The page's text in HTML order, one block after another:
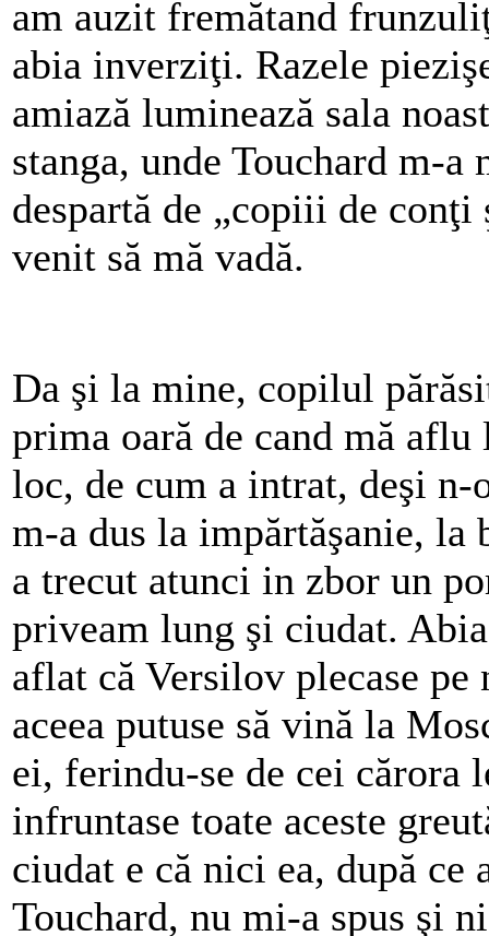
am auzit fremătand
abia inverziţi. Razele
amiază luminează sala
stanga, unde Touchard m-a
despartă de „copiii de conţi
venit să mă vadă.
Da şi la mine, copilul
prima oară de cand mă
loc, de cum a intrat, deşi n-
m-a dus la impărtăşanie, la
a trecut atunci in zbor un
priveam lung şi ciudat.
aflat că Versilov plecase pe
aceea putuse să vină la
ei, ferindu-se de cei cărora
infruntase toate aceste
ciudat e că nici ea, după ce
Touchard, nu mi-a spus şi